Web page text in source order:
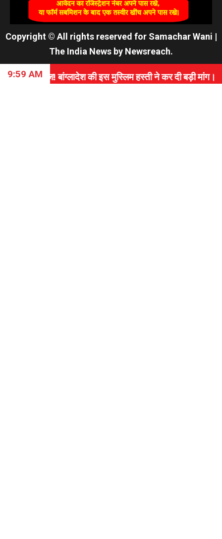
Copyright © All rights reserved for Samachar Wani |
The India News by Newsreach.
9:59 AMकी इस मुस्लिम हस्ती ने कर दी बड़ी मांग। ⇝